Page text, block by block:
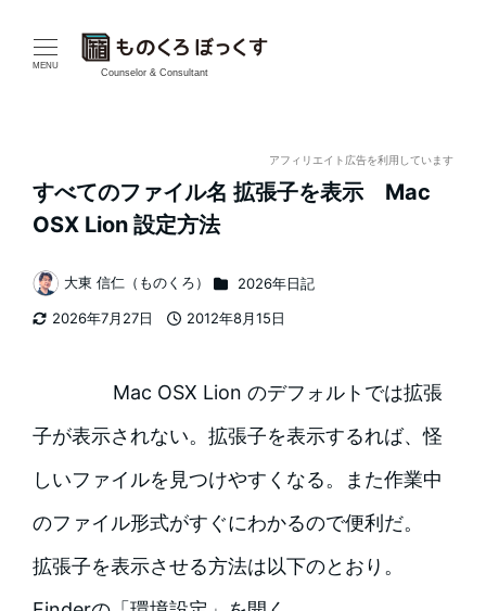
MENU
Counselor & Consultant
アフィリエイト広告を利用しています
すべてのファイル名 拡張子を表示 Mac
OSX Lion 設定方法
2026年7月27日
2012年8月15日
著
者
大東 信仁（ものくろ） カテゴリー
2026年日記
Mac OSX Lion のデフォルトでは拡張
子が表示されない。拡張子を表示するれば、怪
しいファイルを見つけやすくなる。また作業中
のファイル形式がすぐにわかるので便利だ。
拡張子を表示させる方法は以下のとおり。